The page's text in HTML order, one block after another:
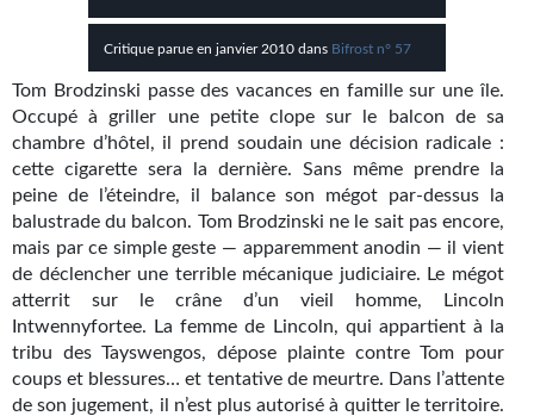
Quarante-Deux
Kvasar
Pulps
Wotan
Étoiles vives
Yellow Submarine
NUMÉRIQUE
Romans et recueils
Critique parue en janvier 2010 dans Bifrost n° 57
Tom Brodzinski passe des vacances en famille sur une île.
Occupé à griller une petite clope sur le balcon de sa
chambre d’hôtel, il prend soudain une décision radicale :
cette cigarette sera la dernière. Sans même prendre la
peine de l’éteindre, il balance son mégot par-dessus la
balustrade du balcon. Tom Brodzinski ne le sait pas encore,
mais par ce simple geste — apparemment anodin — il vient
de déclencher une terrible mécanique judiciaire. Le mégot
atterrit sur le crâne d’un vieil homme, Lincoln
Intwennyfortee. La femme de Lincoln, qui appartient à la
tribu des Tayswengos, dépose plainte contre Tom pour
coups et blessures… et tentative de meurtre. Dans l’attente
de son jugement, il n’est plus autorisé à quitter le territoire.